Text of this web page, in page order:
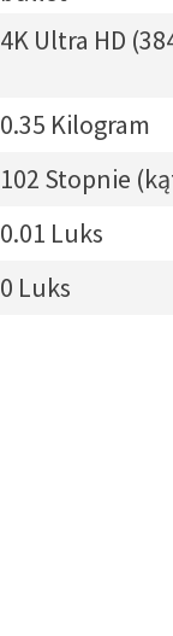
4K Ultra HD
0.35 Kilogram
102 Stopnie
0.01 Luks
0 Luks